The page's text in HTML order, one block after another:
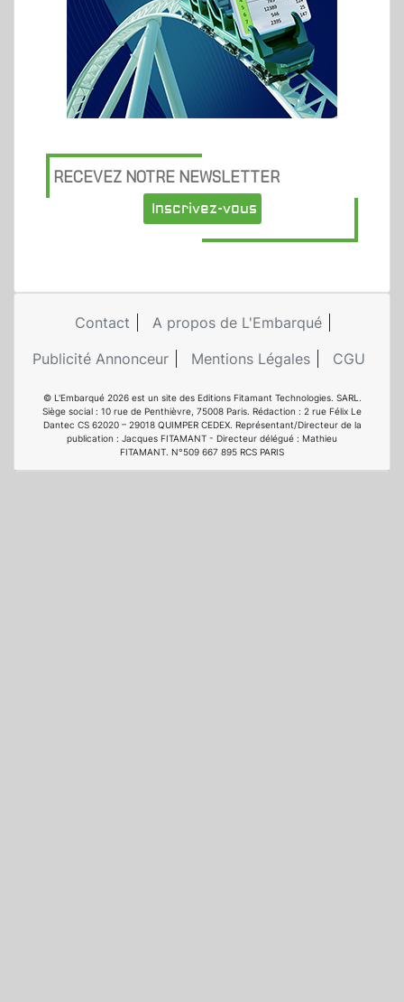
RECEVEZ NOTRE NEWSLETTER
Inscrivez-vous
Contact
A propos de L'Embarqué
Publicité Annonceur
Mentions Légales CGU
© L'Embarqué 2026 est un site des Editions Fitamant Technologies. SARL.
Siège social : 10 rue de Penthièvre, 75008 Paris. Rédaction : 2 rue Félix Le
Dantec CS 62020 – 29018 QUIMPER CEDEX. Représentant/Directeur de la
publication : Jacques FITAMANT - Directeur délégué : Mathieu
FITAMANT. N°509 667 895 RCS PARIS